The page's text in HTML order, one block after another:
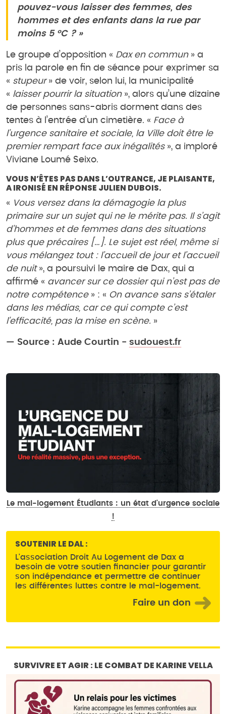
pouvez-vous laisser des femmes, des
hommes et des enfants dans la rue par
moins 5 °C ? »
Le groupe d’opposition « Dax en commun» a
pris la parole en fin de séance pour exprimer sa
« stupeur» de voir, selon lui, la municipalité
« laisser pourrir la situation», alors qu’une dizaine
de personnes sans-abris dorment dans des
tentes à l’entrée d’un cimetière. « Face à
l’urgence sanitaire et sociale, la Ville doit être le
premier rempart face aux inégalités», a imploré
Viviane Loumé Seixo.
VOUS N’ÊTES PAS DANS L’OUTRANCE, JE PLAISANTE,
A IRONISÉ EN RÉPONSE JULIEN DUBOIS.
« Vous versez dans la démagogie la plus
primaire sur un sujet qui ne le mérite pas. Il s’agit
d’hommes et de femmes dans des situations
plus que précaires […]. Le sujet est réel, même si
vous mélangez tout : l’accueil de jour et l’accueil
de nuit», a poursuivi le maire de Dax, qui a
affirmé « avancer sur ce dossier qui n’est pas de
notre compétence» : « On avance sans s’étaler
dans les médias, car ce qui compte c’est
l’efficacité, pas la mise en scène. »
— Source : Aude Courtin - sudouest.fr
Le mal-logement Étudiants : un état d'urgence sociale
!
SOUTENIR LE DAL :
L'association Droit Au Logement de Dax a
besoin de votre soutien financier pour garantir
son indépendance et permettre de continuer
les différentes luttes contre le mal-logement.
Faire un don
SURVIVRE ET AGIR : LE COMBAT DE KARINE VELLA